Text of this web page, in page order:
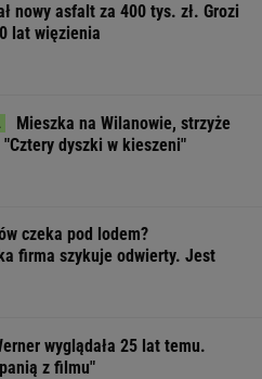
nowy asfalt za 400 tys. zł. Grozi
lat więzienia
Mieszka na Wilanowie, strzyże
dyszki w kieszeni"
czeka pod lodem?
firma szykuje odwierty. Jest
wyglądała 25 lat temu.
z filmu"